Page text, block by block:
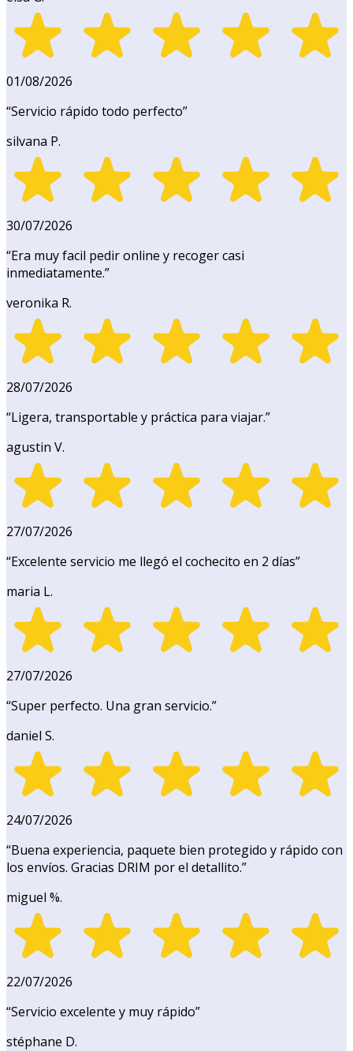
01/08/2026
“Servicio rápido todo perfecto”
silvana P.
30/07/2026
“Era muy facil pedir online y recoger casi
inmediatamente.”
veronika R.
28/07/2026
“Ligera, transportable y práctica para viajar.”
agustin V.
27/07/2026
“Excelente servicio me llegó el cochecito en 2 días”
maria L.
27/07/2026
“Super perfecto. Una gran servicio.”
daniel S.
24/07/2026
“Buena experiencia, paquete bien protegido y rápido con
los envíos. Gracias DRIM por el detallito.”
miguel %.
22/07/2026
“Servicio excelente y muy rápido”
stéphane D.